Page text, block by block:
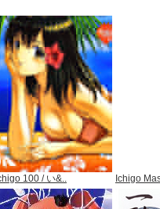
100 / い&.. Ichigo